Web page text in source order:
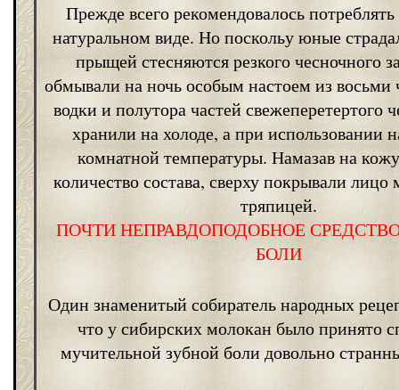
Прежде всего рекомендовалось потреблять
натуральном виде. Но поскольу юные
прыщей стесняются резкого чесночного
обмывали на ночь особым настоем из восьми
водки и полутора частей свежеперетертого
хранили на холоде, а при использовании
комнатной температуры. Намазав на
количество состава, сверху покрывали лицо
тряпицей.
ПОЧТИ НЕПРАВДОПОДОБНОЕ
БОЛИ
Один знаменитый собиратель народных
что у сибирских молокан было принято
мучительной зубной боли довольно